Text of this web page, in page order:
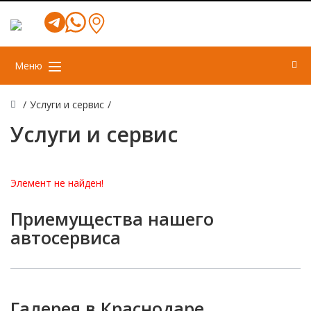
Меню
/ Услуги и сервис /
Услуги и сервис
Элемент не найден!
Приемущества нашего
автосервиса